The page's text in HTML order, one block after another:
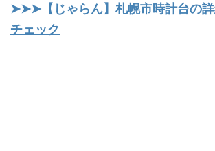
➤➤➤【じゃらん】札幌市時計台の
チェック